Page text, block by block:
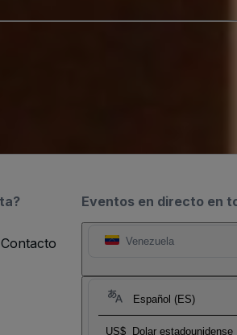
Eventos en directo en
Venezuela
Español (ES)
US$ Dolar estadounidense